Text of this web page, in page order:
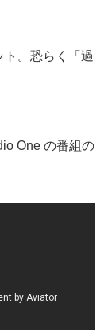
。恐らく「過
One の番組の